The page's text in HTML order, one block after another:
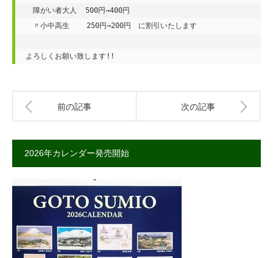
障がい者大人  500円→400円
〃小中高生    250円→200円　に割引いたします
よろしくお願い致します!!
前の記事 次の記事
2026年カレンダー発売開始